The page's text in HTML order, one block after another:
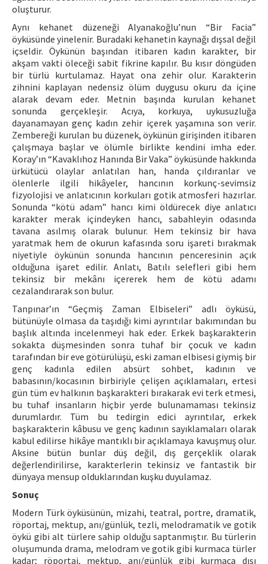
oluşturur.
Aynı kehanet düzeneği Alyanakoğlu’nun “Bir Facia”
öyküsünde yinelenir. Buradaki kehanetin kaynağı dışsal değil
içseldir. Öykünün başından itibaren kadın karakter, bir
akşam vakti öleceği sabit fikrine kapılır. Bu kısır döngüden
bir türlü kurtulamaz. Hayat ona zehir olur. Karakterin
zihnini kaplayan nedensiz ölüm duygusu okuru da içine
alarak devam eder. Metnin başında kurulan kehanet
sonunda gerçekleşir. Acıya, korkuya, uykusuzluğa
dayanamayan genç kadın zehir içerek yaşamına son verir.
Zembereği kurulan bu düzenek, öykünün girişinden itibaren
çalışmaya başlar ve ölümle birlikte kendini imha eder.
Koray’ın “Kavaklıhoz Hanında Bir Vaka” öyküsünde hakkında
ürkütücü olaylar anlatılan han, handa çıldıranlar ve
ölenlerle ilgili hikâyeler, hancının korkunç-sevimsiz
fizyolojisi ve anlatıcının korkuları gotik atmosferi hazırlar.
Sonunda “kötü adam” hancı kimi öldürecek diye anlatıcı
karakter merak içindeyken hancı, sabahleyin odasında
tavana asılmış olarak bulunur. Hem tekinsiz bir hava
yaratmak hem de okurun kafasında soru işareti bırakmak
niyetiyle öykünün sonunda hancının penceresinin açık
olduğuna işaret edilir. Anlatı, Batılı selefleri gibi hem
tekinsiz bir mekânı içererek hem de kötü adamı
cezalandırarak son bulur.
Tanpınar’ın “Geçmiş Zaman Elbiseleri” adlı öyküsü,
bütünüyle olmasa da taşıdığı kimi ayrıntılar bakımından bu
başlık altında incelenmeyi hak eder. Erkek başkarakterin
sokakta düşmesinden sonra tuhaf bir çocuk ve kadın
tarafından bir eve götürülüşü, eski zaman elbisesi giymiş bir
genç kadınla edilen absürt sohbet, kadının ve
babasının/kocasının birbiriyle çelişen açıklamaları, ertesi
gün tüm ev halkının başkarakteri bırakarak evi terk etmesi,
bu tuhaf insanların hiçbir yerde bulunamaması tekinsiz
durumlardır. Tüm bu tedirgin edici ayrıntılar, erkek
başkarakterin kâbusu ve genç kadının sayıklamaları olarak
kabul edilirse hikâye mantıklı bir açıklamaya kavuşmuş olur.
Aksine bütün bunlar düş değil, dış gerçeklik olarak
değerlendirilirse, karakterlerin tekinsiz ve fantastik bir
dünyaya mensup olduklarından kuşku duyulamaz.
Sonuç
Modern Türk öyküsünün, mizahi, teatral, portre, dramatik,
röportaj, mektup, anı/günlük, tezli, melodramatik ve gotik
öykü gibi alt türlere sahip olduğu saptanmıştır. Bu türlerin
oluşumunda drama, melodram ve gotik gibi kurmaca türler
kadar; röportaj, mektup, anı/günlük gibi kurmaca dışı